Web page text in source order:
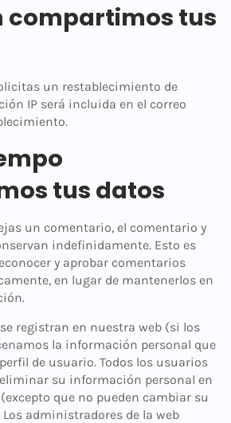
compartimos tus
un restablecimiento de
IP será incluida en el correo
tus datos
un comentario, el comentario y
indefinidamente. Esto es
y aprobar comentarios
en lugar de mantenerlos en
registran en nuestra web (si los
la información personal que
de usuario. Todos los usuarios
su información personal en
que no pueden cambiar su
administradores de la web